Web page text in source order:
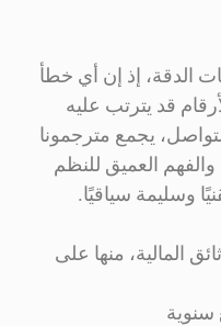
الدقة، إذ إن أي خطأ
قد يترتب عليه
يجمع مترجمونا
العميق للنظم
وسليمة سياقيًا.
المالية، منها على